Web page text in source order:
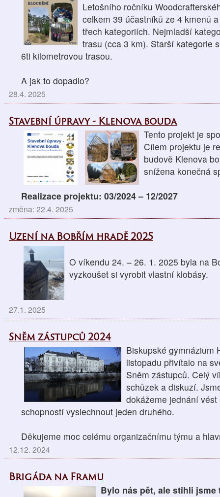
Letošního ročníku
celkem 39 účastníků ze 4 kmenů
třech kategoriích. Nejmladší
trasu (cca 3 km). Starší kategorie
6ti kilometrovou trasou.
A jak to dopadlo?
28.4. 2025
Stavební úpravy - Klenova bouda
Tento projekt je
Cílem projektu je
budově Klenova
snížena konečná
Realizace projektu: 03/2024 – 12/2027
změna: 22.4. 2025
Uzení na Bobřím hradě 2025
O víkendu 24. – 26. 1. 2025 byla na
vyzkoušet si vyrobit vlastní klobásy.
27.1. 2025
Sněm zástupců 2024
Biskupské gymnázium
listopadu přivítalo na
Sněm zástupců. Celý
schůzek a diskuzí.
dokážeme jednání
schopností vyslechnout jeden druhého.
Děkujeme moc celému organizačnímu týmu a
12.12. 2024
Brigáda na Framu
Bylo nás pět, ale stihli